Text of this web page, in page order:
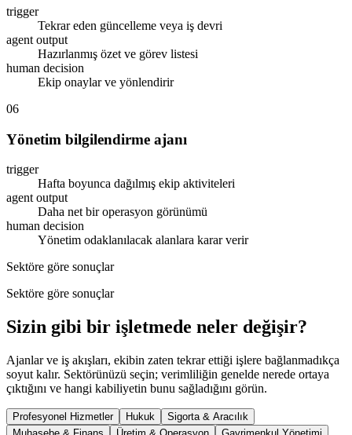
trigger
Tekrar eden güncelleme veya iş devri
agent output
Hazırlanmış özet ve görev listesi
human decision
Ekip onaylar ve yönlendirir
06
Yönetim bilgilendirme ajanı
trigger
Hafta boyunca dağılmış ekip aktiviteleri
agent output
Daha net bir operasyon görünümü
human decision
Yönetim odaklanılacak alanlara karar verir
Sektöre göre sonuçlar
Sektöre göre sonuçlar
Sizin gibi bir işletmede neler değişir?
Ajanlar ve iş akışları, ekibin zaten tekrar ettiği işlere bağlanmadıkça
soyut kalır. Sektörünüzü seçin; verimliliğin genelde nerede ortaya
çıktığını ve hangi kabiliyetin bunu sağladığını görün.
Profesyonel Hizmetler Hukuk
Sigorta & Aracılık